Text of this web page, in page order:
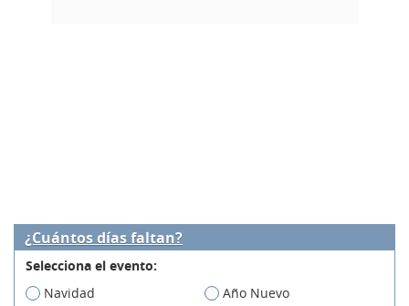
¿Cuántos días faltan?
Selecciona el evento:
Navidad
Año Nuevo